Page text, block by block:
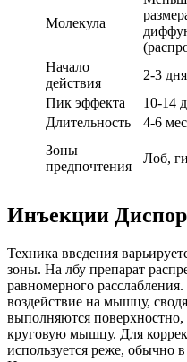
Молекула
Начало
действия
2-3 дня
Пик эффекта
10-14
Длительность
4-6
Зоны
предпочтения
Лоб,
Инъекции
Техника введения
зоны. На лбу препарат
равномерного
воздействие на мышцу,
выполняются поверхностно,
круговую мышцу. Для
используется реже, обычно